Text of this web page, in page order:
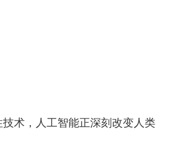
术，人工智能正深刻改变人类